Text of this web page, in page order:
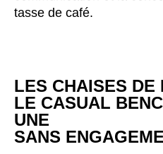
Pays-Bas(NL)
Qatar(QA)
Reste du monde()
Roumanie
Russie
tasse de café.
LES CHAISES DE
LE CASUAL
UNE
SANS